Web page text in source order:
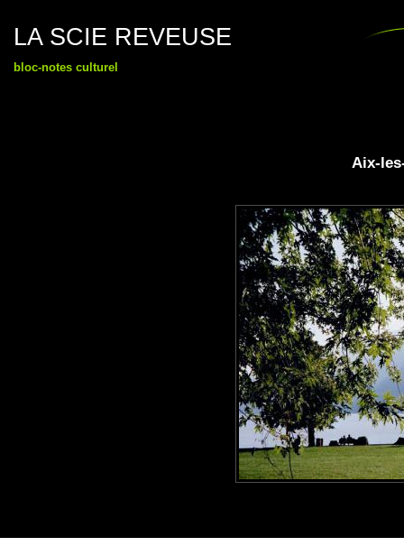
LA SCIE REVEUSE
bloc-notes culturel
Aix-